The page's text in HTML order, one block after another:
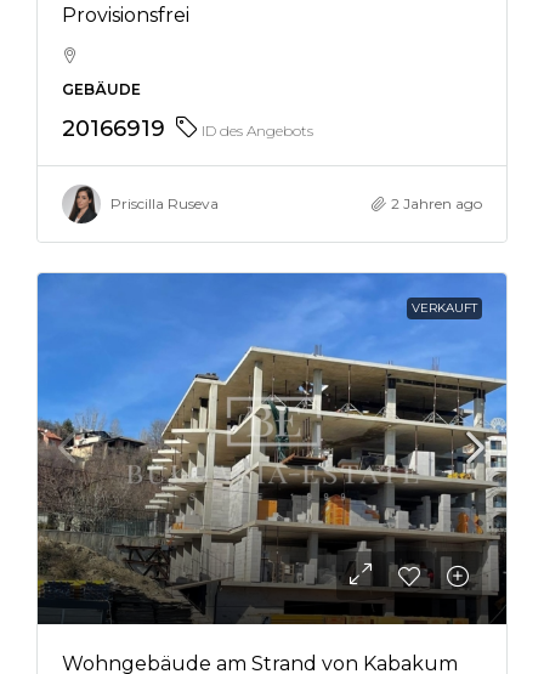
Provisionsfrei
GEBÄUDE
20166919 ID des Angebots
Priscilla Ruseva 2 Jahren ago
VERKAUFT
Wohngebäude am Strand von Kabakum